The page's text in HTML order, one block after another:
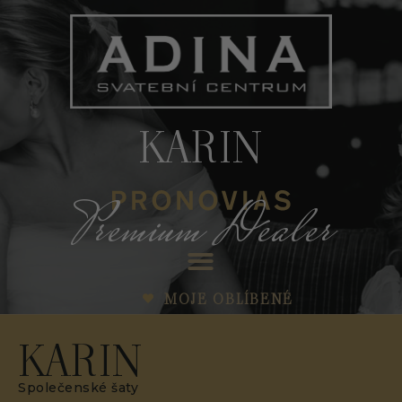
KARIN
Premium Dealer
MOJE OBLÍBENÉ
KARIN
Společenské šaty